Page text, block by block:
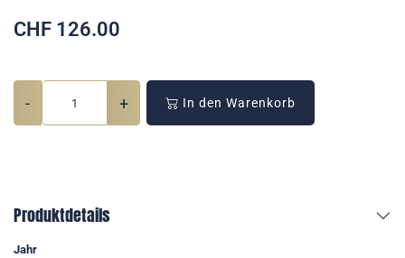
CHF 126.00
- + In den Warenkorb
Produktdetails
Jahr